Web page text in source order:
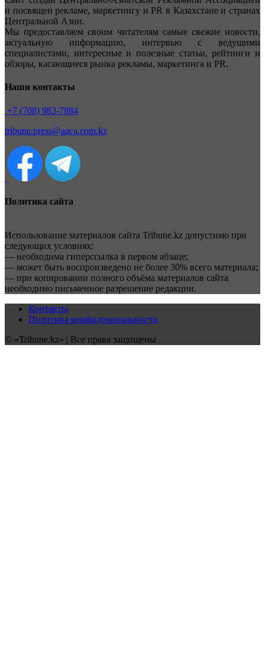
и посвящен рекламе, маркетингу и PR в Казахстане и странах
Центральной Азии.
Мы предоставляем своим читателям самые свежие новости,
актуальную информацию, интервью с ведущими
специалистами, интересные и полезные статьи, рейтинги и
обзоры, касающиеся рынка рекламы, маркетинга и PR.
Наши контакты
+7 (708) 983-7884
tribune.press@aaca.com.kz
Политика сайта
Использование материалов сайта Tribune.kz допустимо при
следующих условиях:
— необходима гиперссылка в первом абзаце;
— может быть воспроизведено не более 30% всего материала;
— при копировании полного объёма материалов сайта
необходимо письменное разрешение редакции.
Контакты
Политика конфиденциальности
© «Tribune.kz» | Все права защищены